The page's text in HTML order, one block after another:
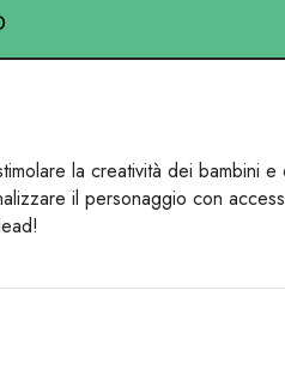
la creatività dei bambini
il personaggio con